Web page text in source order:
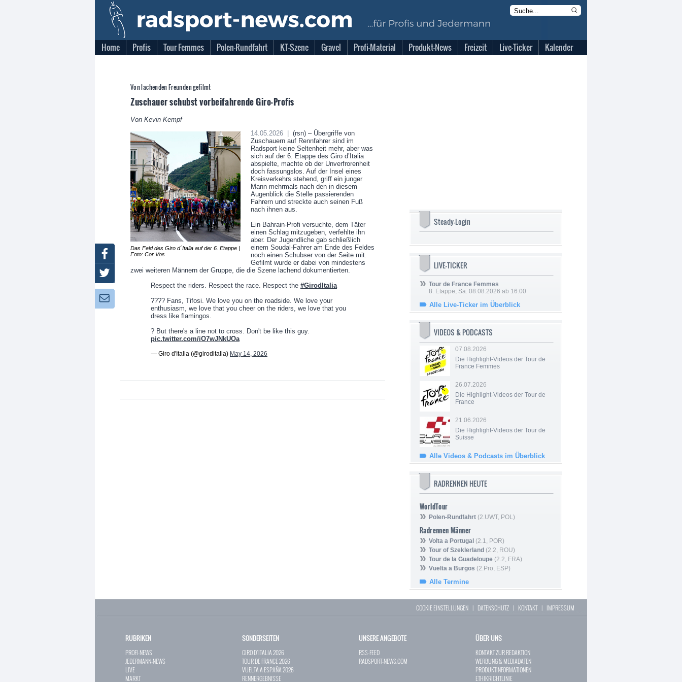
Home Profis Tour Femmes Polen-Rundfahrt KT-Szene Gravel Profi-Material Produkt-News Freizeit Live-Ticker Kalender
Von lachenden Freunden gefilmt
Zuschauer schubst vorbeifahrende Giro-Profis
Von Kevin Kempf
Das Feld des Giro d´Italia auf der 6. Etappe |
Foto: Cor Vos
14.05.2026 |
(rsn) – Übergriffe von
Zuschauern auf Rennfahrer sind im
Radsport keine Seltenheit mehr, aber was
sich auf der 6. Etappe des Giro d’Italia
abspielte, machte ob der Unverfrorenheit
doch fassungslos. Auf der Insel eines
Kreisverkehrs stehend, griff ein junger
Mann mehrmals nach den in diesem
Augenblick die Stelle passierenden
Fahrern und streckte auch seinen Fuß
nach ihnen aus.
Ein Bahrain-Profi versuchte, dem Täter
einen Schlag mitzugeben, verfehlte ihn
aber. Der Jugendliche gab schließlich
einem Soudal-Fahrer am Ende des Feldes
noch einen Schubser von der Seite mit.
Gefilmt wurde er dabei von mindestens
zwei weiteren Männern der Gruppe, die die Szene lachend dokumentierten.
Respect the riders. Respect the race. Respect the #GirodItalia
???? Fans, Tifosi. We love you on the roadside. We love your
enthusiasm, we love that you cheer on the riders, we love that you
dress like flamingos.
? But there's a line not to cross. Don't be like this guy.
pic.twitter.com/iO7wJNkUOa
— Giro d'Italia (@giroditalia) May 14, 2026
Steady-Login
LIVE-TICKER
Tour de France Femmes
8. Etappe, Sa. 08.08.2026 ab 16:00
Alle Live-Ticker im Überblick
VIDEOS & PODCASTS
07.08.2026
Die Highlight-Videos der Tour de
France Femmes
26.07.2026
Die Highlight-Videos der Tour de
France
21.06.2026
Die Highlight-Videos der Tour de
Suisse
Alle Videos & Podcasts im Überblick
RADRENNEN HEUTE
WorldTour
Polen-Rundfahrt (2.UWT, POL)
Radrennen Männer
Volta a Portugal (2.1, POR)
Tour of Szeklerland (2.2, ROU)
Tour de la Guadeloupe (2.2, FRA)
Vuelta a Burgos (2.Pro, ESP)
Alle Termine
Facebook
Twitter
Newsletter:
COOKIE EINSTELLUNGEN | DATENSCHUTZ | KONTAKT| IMPRESSUM
RUBRIKEN
PROFI-NEWS
JEDERMANN-NEWS
LIVE
MARKT
SONDERSEITEN
GIRO D`ITALIA 2026
TOUR DE FRANCE 2026
VUELTA A ESPAÑA 2026
RENNERGEBNISSE
UNSERE ANGEBOTE
RSS-FEED
RADSPORT-NEWS.COM
ÜBER UNS
KONTAKT ZUR REDAKTION
WERBUNG & MEDIADATEN
PRODUKTINFORMATIONEN
ETHIKRICHTLINIE